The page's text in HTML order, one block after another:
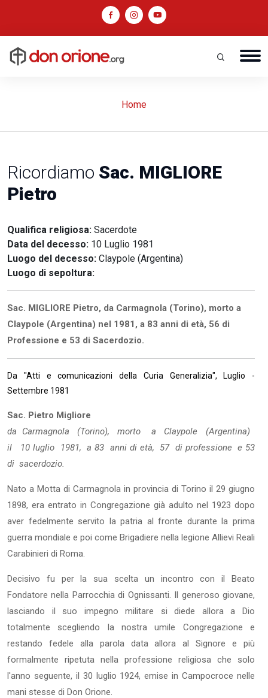
Home
Ricordiamo Sac. MIGLIORE
Pietro
Qualifica religiosa: Sacerdote
Data del decesso: 10 Luglio 1981
Luogo del decesso: Claypole (Argentina)
Luogo di sepoltura:
Sac. MIGLIORE Pietro, da Carmagnola (Torino), morto a
Claypole (Argentina) nel 1981, a 83 anni di età, 56 di
Professione e 53 di Sacerdozio.
Da "Atti e comunicazioni della Curia Generalizia", Luglio -
Settembre 1981
Sac. Pietro Migliore
da Carmagnola (Torino), morto a Claypole (Argentina)
il 10 luglio 1981, a 83 anni di età, 57 di professione e 53
di sacerdozio.
Nato a Motta di Carmagnola in provincia di Torino il 29 giugno
1898, era entrato in Congregazione già adulto nel 1923 dopo
aver fedelmente servito la patria al fronte durante la prima
guerra mondiale e poi come Brigadiere nella legione Allievi Reali
Carabinieri di Roma.
Decisivo fu per la sua scelta un incontro con il Beato
Fondatore nella Parrocchia di Ognissanti. Il generoso giovane,
lasciando il suo impegno militare si diede allora a Dio
totalmente scegliendo la nostra umile Congregazione e
restando fedele alla parola data allora al Signore e più
formalmente ripetuta nella professione religiosa che solo
l'anno seguente, il 30 luglio 1924, emise in Campocroce nelle
mani stesse di Don Orione.